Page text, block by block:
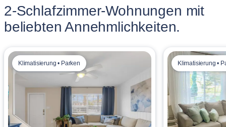
2-Schlafzimmer-Wohnungen mit
beliebten Annehmlichkeiten.
Klimatisierung • Parken Klimatisierung •